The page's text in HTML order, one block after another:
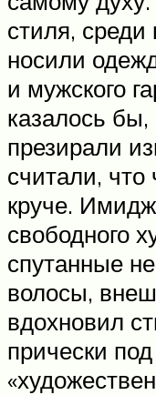
стиля, среди
носили
и мужского
казалось
презирали
считали,
круче.
свободного
спутанные
волосы,
вдохновил
прически